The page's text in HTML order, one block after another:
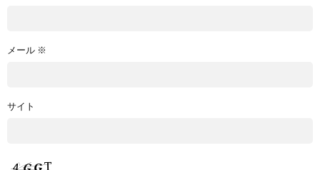
メール ※
サイト